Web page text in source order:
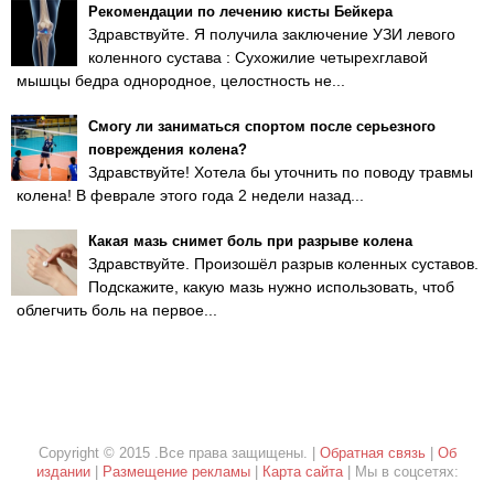
Рекомендации по лечению кисты Бейкера
Здравствуйте. Я получила заключение УЗИ левого
коленного сустава : Сухожилие четырехглавой
мышцы бедра однородное, целостность не...
Смогу ли заниматься спортом после серьезного
повреждения колена?
Здравствуйте! Хотела бы уточнить по поводу травмы
колена! В феврале этого года 2 недели назад...
Какая мазь снимет боль при разрыве колена
Здравствуйте. Произошёл разрыв коленных суставов.
Подскажите, какую мазь нужно использовать, чтоб
облегчить боль на первое...
Copyright © 2015 .Все права защищены. | Обратная связь| Об
издании| Размещение рекламы| Карта сайта| Мы в соцсетях: